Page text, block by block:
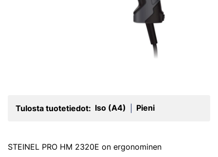
Tulosta tuotetiedot: Iso (A4) Pieni
STEINEL PRO HM 2320E on ergonominen